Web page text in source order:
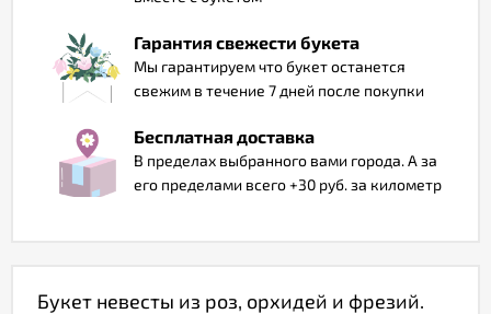
Гарантия свежести букета
Мы гарантируем что букет останется
свежим в течение 7 дней после покупки
Бесплатная доставка
В пределах выбранного вами города. А за
его пределами всего +30 руб. за километр
Букет невесты из роз, орхидей и фрезий.